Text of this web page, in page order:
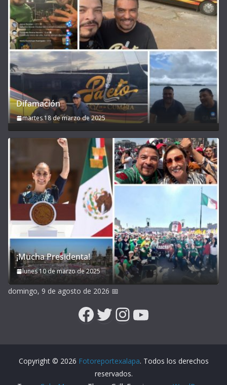
Difamación
martes 18 de marzo de 2025
¡Mucha Presidenta!
lunes 10 de marzo de 2025
domingo, 9 de agosto de 2026 📅
Facebook
Twitter
Instagram
YouTube
Copyright © 2026 Fotoreportexalapa. Todos los derechos
reservados.